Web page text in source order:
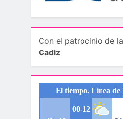
Con el patrocinio de la
Cadiz